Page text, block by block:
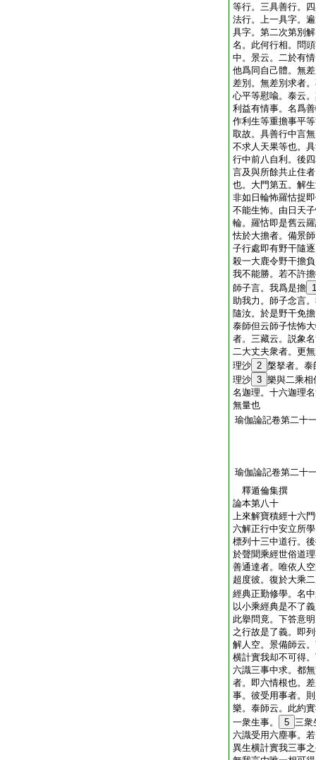
等行。三具善行。
法行。上一具字。
具字。第二次第別
名。此何行相。問
中。景云。二於有
他爲同自己體。無
差別。無差別求者
心平等慰喩。泰云
利益有情事。名爲
作利生等重擔事平
取故。具善行中言
不求人天果等也。
行中前八自利。後
言及與所餘共止住
也。大門第五。解
非如日輪怖羅怙捉
不能生怖。由日天
輪。羅怙即是舊云
怯於大擔者。備景
子行處即有野干隨
殺一大鹿令野干擔
我不能勝。若不許
師子言。我爲是擔 1
助我力。師子念言
隨汝。於是野干免
泰師但云師子怯怖
者。三藏云。説象
二大丈夫衆者。更
理沙 2 槃拏者。泰
理沙 3 樂與二乘相
名迦理。十六迦理
無量也
瑜伽論記卷第二十
瑜伽論記卷第二十
釋遁倫集撰
論本第八十
上來解寶積經十六
六解正行中安立所
標列十三中道行。
於聲聞乘經世俗道
善通達者。唯依人
超度彼。復於大乘
經典正勤修學。名
以小乘經典是不了
此擧問竟。下答意
之行故是了義。即
解人空。景備師云
横計實我却不可得
六識三事中求。都
者。即六情根也。
事。彼受用事者。
樂。泰師云。此約
一衆生事。
5 三衆
六識受用六塵事。
異生横計實我三事